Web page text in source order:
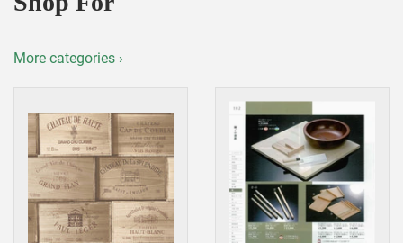
More categories ›